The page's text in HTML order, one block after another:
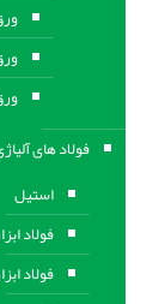
فولاد های
استیل
فولاد
فولاد